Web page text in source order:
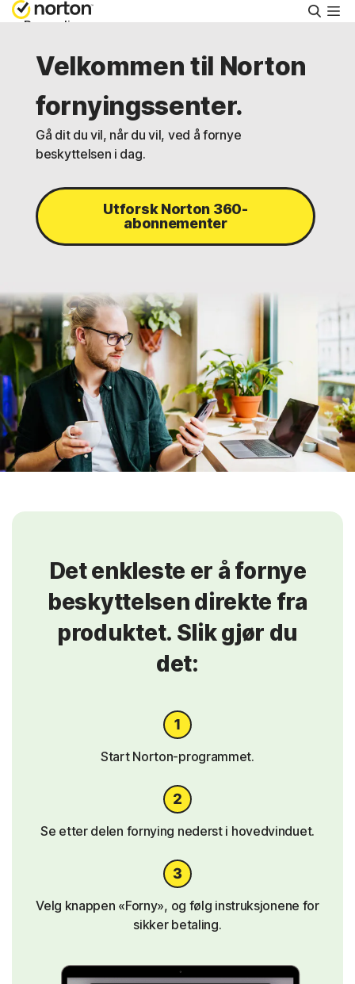
Søk
Personlig
Small Business
Brukerstøtte
Norge
Velkommen til Norton
fornyingssenter.
Gå dit du vil, når du vil, ved å fornye
beskyttelsen i dag.
Utforsk Norton 360-
abonnementer
Det enkleste er å fornye
beskyttelsen direkte fra
produktet. Slik gjør du
det:
Start Norton-programmet.
Se etter delen fornying nederst i hovedvinduet.
Velg knappen «Forny», og følg instruksjonene for
sikker betaling.